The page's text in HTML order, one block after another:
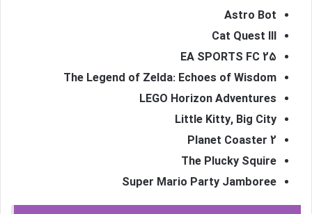
Astro Bot
Cat Quest III
EA SPORTS FC 25
The Legend of Zelda: Echoes of Wisdom
LEGO Horizon Adventures
Little Kitty, Big City
Planet Coaster 2
The Plucky Squire
Super Mario Party Jamboree